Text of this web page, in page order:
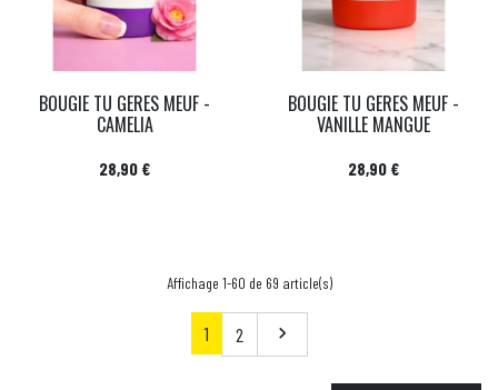
BOUGIE TU GERES MEUF -
CAMELIA
Prix
28,90 €
BOUGIE TU GERES MEUF -
VANILLE MANGUE
Prix
28,90 €
Affichage 1-60 de 69 article(s)
1 2 Suivant
